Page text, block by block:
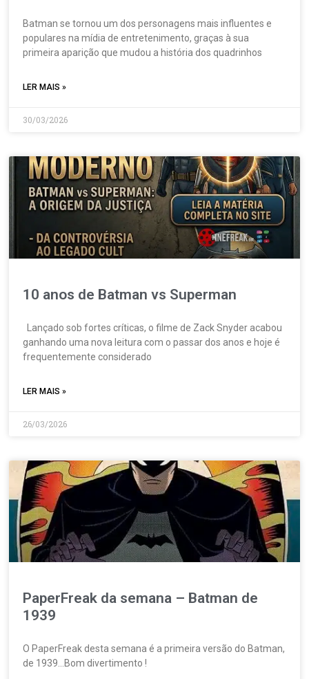
Batman se tornou um dos personagens mais influentes e
populares na mídia de entretenimento, graças à sua
primeira aparição que mudou a história dos quadrinhos
LER MAIS »
30/03/2026
10 anos de Batman vs Superman
Lançado sob fortes críticas, o filme de Zack Snyder acabou
ganhando uma nova leitura com o passar dos anos e hoje é
frequentemente considerado
LER MAIS »
26/03/2026
PaperFreak da semana – Batman de
1939
O PaperFreak desta semana é a primeira versão do Batman,
de 1939…Bom divertimento !